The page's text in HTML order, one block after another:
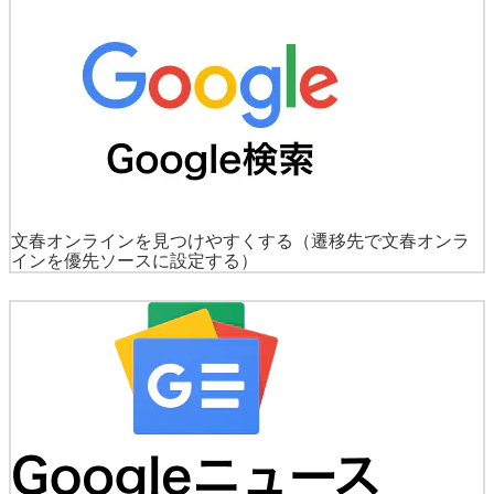
文春オンラインを見つけやすくする
（遷移先で文春オンラ
インを優先ソースに設定する）